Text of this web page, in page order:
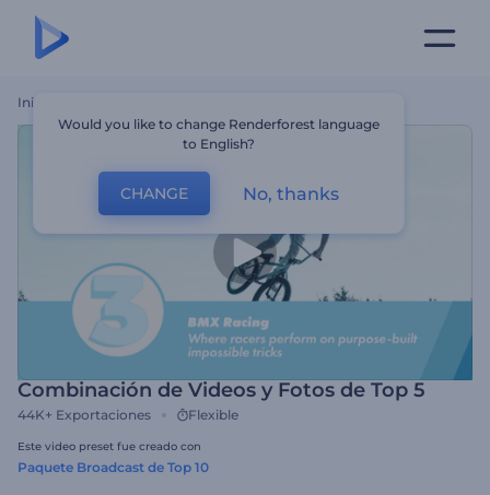
Inicio
Combinación de Videos y Fotos de Top 5
44K+ Exportaciones Flexible
Este video preset fue creado con
Paquete Broadcast de Top 10
Would you like to change Renderforest language
to English?
CHANGE No, thanks